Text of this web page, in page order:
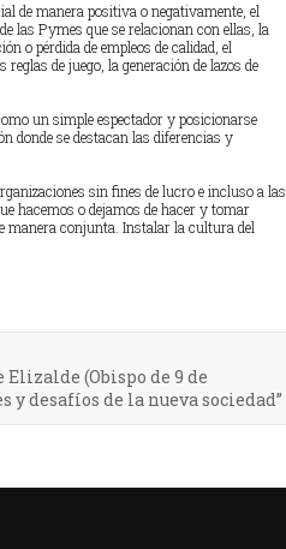
de manera positiva o negativamente, el
las Pymes que se relacionan con ellas, la
o pérdida de empleos de calidad, el
de juego, la generación de lazos de
un simple espectador y posicionarse
donde se destacan las diferencias y
sin fines de lucro e incluso a las
hacemos o dejamos de hacer y tomar
manera conjunta. Instalar la cultura del
(Obispo de 9 de
y desafíos de la nueva sociedad”